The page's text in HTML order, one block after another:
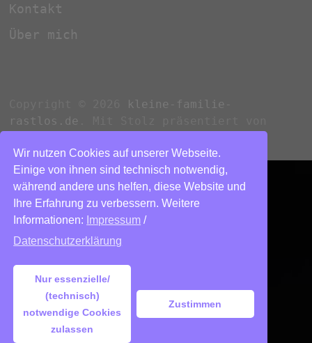
Kontakt
Über mich
kleine-familie-
rastlos.de
Wir nutzen Cookies auf unserer Webseite.
Einige von ihnen sind technisch notwendig,
während andere uns helfen, diese Website und
Ihre Erfahrung zu verbessern. Weitere
Informationen: Impressum /
Datenschutzerklärung
Nur essenzielle/
(technisch)
notwendige Cookies
zulassen
Zustimmen